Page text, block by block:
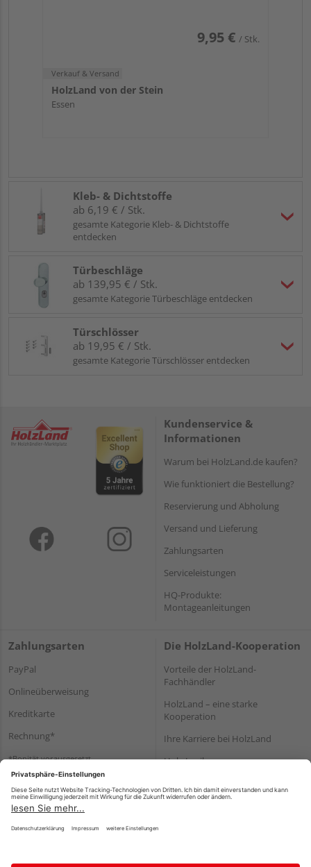
9,95 € / Stk.
Verkauf & Versand
HolzLand von der Stein
Essen
Kleb- & Dichtstoffe
ab 6,19 € / Stk.
gesamte Kategorie Kleb- & Dichtstoffe
entdecken
Türbeschläge
ab 139,95 € / Stk.
gesamte Kategorie Türbeschläge entdecken
Türschlösser
ab 19,95 € / Stk.
gesamte Kategorie Türschlösser entdecken
Kundenservice &
Informationen
Warum bei HolzLand.de kaufen?
Wie funktioniert die Bestellung?
Reservierung und Abholung
Versand und Lieferung
Zahlungsarten
Serviceleistungen
HQ-Produkte:
Montageanleitungen
Zahlungsarten
PayPal
Onlineüberweisung
Kreditkarte
Rechnung*
*Bonität vorausgesetzt
Die HolzLand-Kooperation
Vorteile der HolzLand-
Fachhändler
HolzLand – eine starke
Kooperation
Ihre Karriere bei HolzLand
Holz-Lexikon
Impressum Datenschutz Nutzungsbedingungen